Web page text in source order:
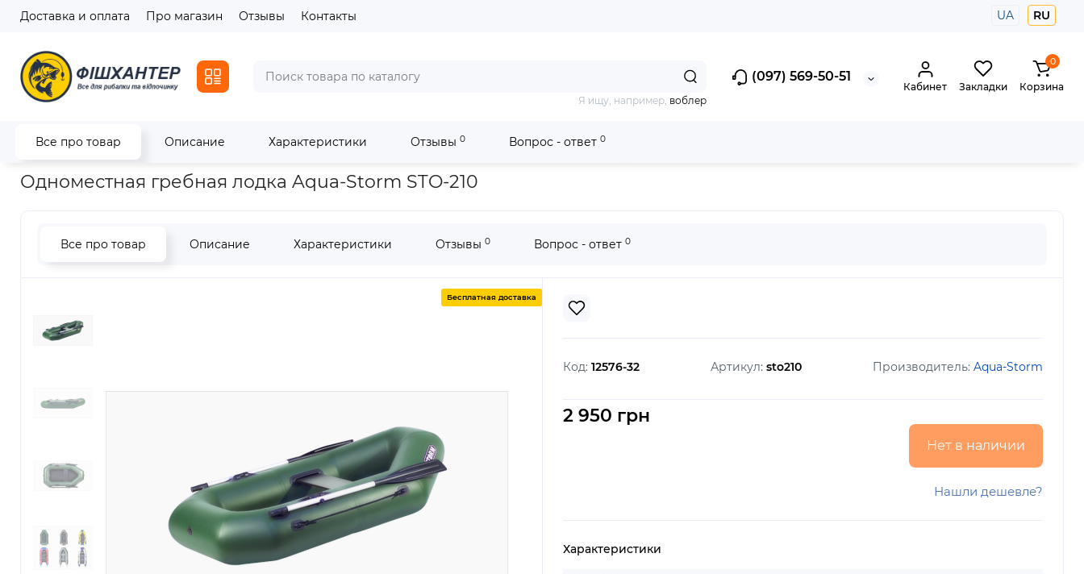
Доставка и оплата Про магазин Отзывы Контакты UA RU
(097) 569-50-51
Я ищу, например, воблер
Кабинет Закладки
0
Корзина
Все про товар Описание Характеристики Отзывы 0 Вопрос - ответ 0
Главная Лодки Надувные лодки Одноместная гребная лодка Aqua-Storm STO-210
Одноместная гребная лодка Aqua-Storm STO-210
Все про товар Описание Характеристики Отзывы 0 Вопрос - ответ 0
Бесплатная доставка
Код: 12576-32 Артикул: sto210 Производитель: Aqua-Storm
2 950 грн
Нет в наличии
Нашли дешевле?
Характеристики